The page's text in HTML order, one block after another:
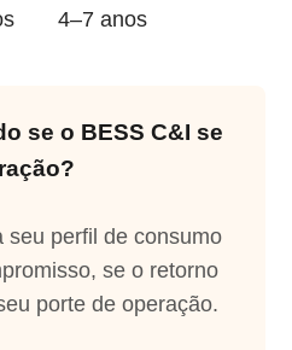
4–7 anos
se o BESS C&I se
seu perfil de consumo
se o retorno
porte de operação.